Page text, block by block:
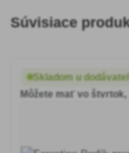
Súvisiace
Skladom u
Môžete mať vo štvrtok,